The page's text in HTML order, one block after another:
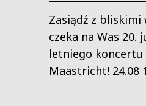
Zasiądź z bliskimi
czeka na Was 20.
letniego koncertu
Maastricht! 24.08